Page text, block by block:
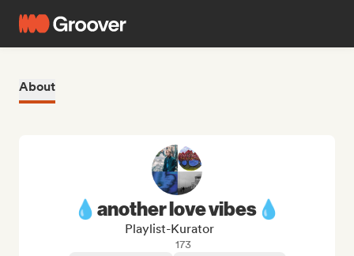
About
💧another love vibes💧
Playlist-Kurator
173